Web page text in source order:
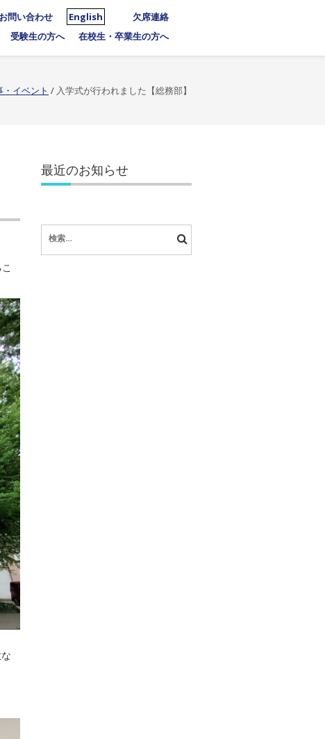
お問い合わせ English
欠席連絡
受験生の方へ 在校生・卒業生の方へ
・イベント / 入学式が行われました【総務部】
最近のお知らせ
索: